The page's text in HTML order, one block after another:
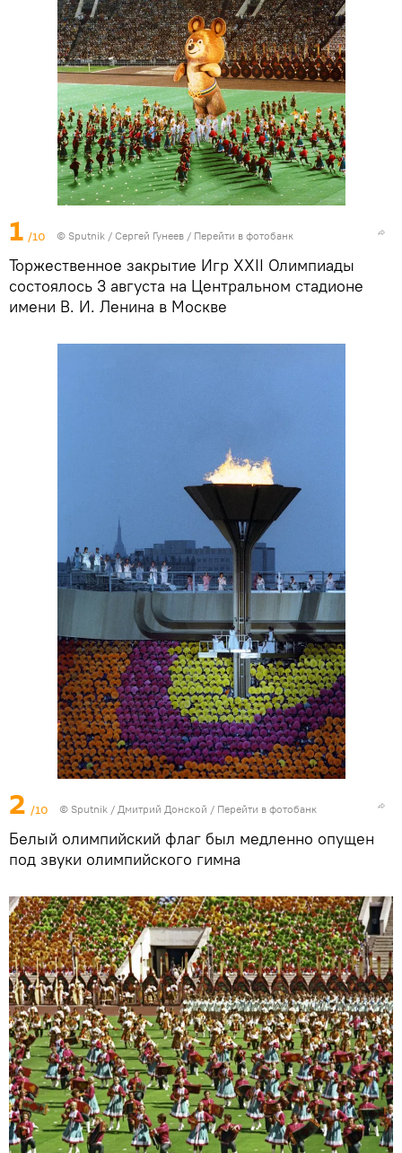
1 /10 © Sputnik / Сергей Гунеев / Перейти в фотобанк
Торжественное закрытие Игр XXII Олимпиады
состоялось 3 августа на Центральном стадионе
имени В. И. Ленина в Москве
2 /10 © Sputnik / Дмитрий Донской / Перейти в фотобанк
Белый олимпийский флаг был медленно опущен
под звуки олимпийского гимна